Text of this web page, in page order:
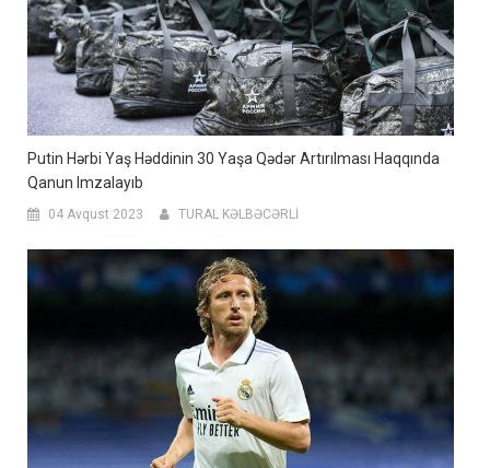
Putin Hərbi Yaş Həddinin 30 Yaşa Qədər Artırılması Haqqında
Qanun Imzalayıb
04 Avqust 2023 TURAL KƏLBƏCƏRLİ